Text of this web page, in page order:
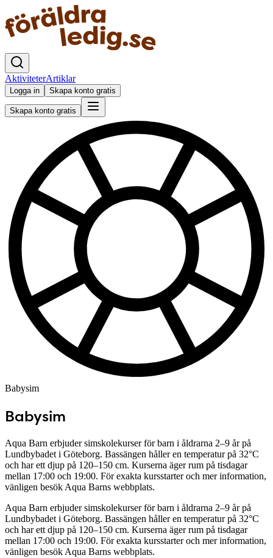
AktiviteterArtiklar
Logga in Skapa konto gratis
Skapa konto gratis
Babysim
Babysim
Aqua Barn erbjuder simskolekurser för barn i åldrarna 2–9 år på
Lundbybadet i Göteborg. Bassängen håller en temperatur på 32°C
och har ett djup på 120–150 cm. Kurserna äger rum på tisdagar
mellan 17:00 och 19:00. För exakta kursstarter och mer information,
vänligen besök Aqua Barns webbplats.
Aqua Barn erbjuder simskolekurser för barn i åldrarna 2–9 år på
Lundbybadet i Göteborg. Bassängen håller en temperatur på 32°C
och har ett djup på 120–150 cm. Kurserna äger rum på tisdagar
mellan 17:00 och 19:00. För exakta kursstarter och mer information,
vänligen besök Aqua Barns webbplats.